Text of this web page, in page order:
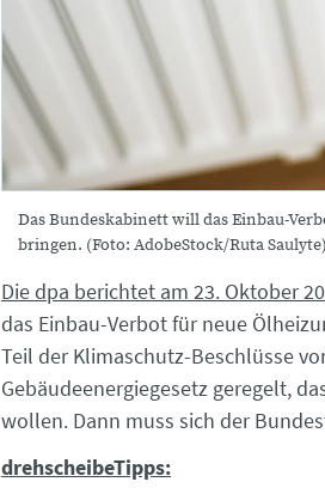
Das Bundeskabinett will das Einbau-
bringen. (Foto: AdobeStock/Ruta Saulyte)
Die dpa berichtet am 23. Oktober
das Einbau-Verbot für neue
Teil der Klimaschutz-Beschlüsse
Gebäudeenergiegesetz geregelt,
wollen. Dann muss sich der
drehscheibeTipps: